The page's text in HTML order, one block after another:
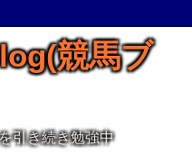
競馬ブ
引き続き勉強中